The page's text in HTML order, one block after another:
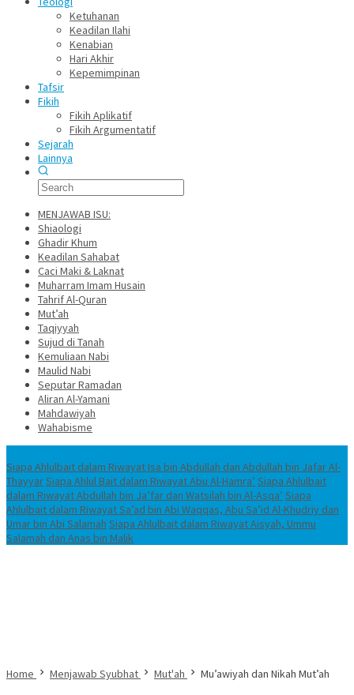
Ketuhanan
Keadilan Ilahi
Kenabian
Hari Akhir
Kepemimpinan
Tafsir
Fikih
Fikih Aplikatif
Fikih Argumentatif
Sejarah
Lainnya
MENJAWAB ISU:
Shiaologi
Ghadir Khum
Keadilan Sahabat
Caci Maki & Laknat
Muharram Imam Husain
Tahrif Al-Quran
Mut’ah
Taqiyyah
Sujud di Tanah
Kemuliaan Nabi
Maulid Nabi
Seputar Ramadan
Aliran Al-Yamani
Mahdawiyah
Wahabisme
Siapa Ahlulbait dalam Riwayat Isa bin Abdullah dan Abdullah bin Jafar Al-
ThayyarSiapa Ahlul Bait dalam Riwayat Abu Al-Hamra’ Siapa Ahlulbait
dalam Riwayat Abdullah bin Ja’far dan Watsilah bin Al-Asqa’ Siapa
Ahlulbait dalam Riwayat Sa’ad bin Abi Waqqas, Abu Sa’id Al-Khudriy dan
Umar bin Abi Salamah Siapa Ahlulbait dalam Riwayat Aisyah, Ummu
Salamah dan Anas bin Malik
Home Menjawab Syubhat Mut'ah Mu’awiyah dan Nikah Mut’ah